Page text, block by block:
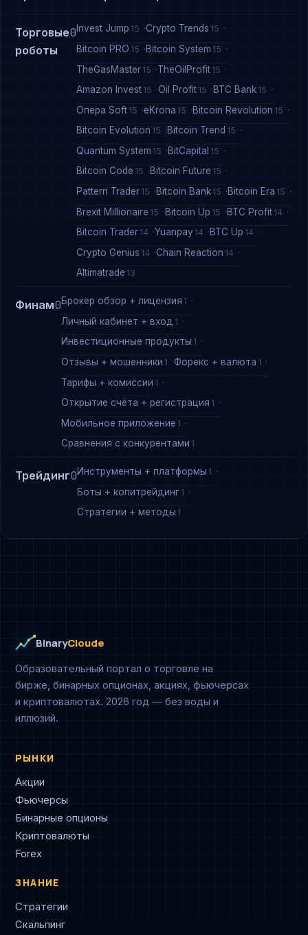
Торговые
роботы
0 Invest Jump 15 Crypto Trends 15
Bitcoin PRO 15 Bitcoin System 15
TheGasMaster 15 TheOilProfit 15
Amazon Invest 15 Oil Profit 15 BTC Bank 15
Опера Soft 15 eKrona 15 Bitcoin Revolution 15
Bitcoin Evolution 15 Bitcoin Trend 15
Quantum System 15 BitCapital 15
Bitcoin Code 15 Bitcoin Future 15
Pattern Trader 15 Bitcoin Bank 15 Bitcoin Era 15
Brexit Millionaire 15 Bitcoin Up 15 BTC Profit 14
Bitcoin Trader 14 Yuanpay 14 BTC Up 14
Crypto Genius 14 Chain Reaction 14
Altimatrade 13
Финам0Брокер обзор + лицензия 1
Личный кабинет + вход 1
Инвестиционные продукты 1
Отзывы + мошенники 1 Форекс + валюта 1
Тарифы + комиссии 1
Открытие счёта + регистрация 1
Мобильное приложение 1
Сравнения с конкурентами 1
Трейдинг0Инструменты + платформы 1
Боты + копитрейдинг 1
Стратегии + методы 1
BinaryCloude
Образовательный портал о торговле на
бирже, бинарных опционах, акциях, фьючерсах
и криптовалютах. 2026 год — без воды и
иллюзий.
РЫНКИ
Акции
Фьючерсы
Бинарные опционы
Криптовалюты
Forex
ЗНАНИЕ
Стратегии
Скальпинг